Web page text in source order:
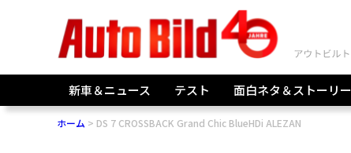
新車＆ニュース テスト 面白ネタ＆ストーリー
ホーム DS 7 CROSSBACK Grand Chic BlueHDi ALEZAN